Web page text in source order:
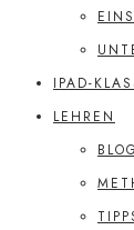
IPAD-
LEHREN
BLOG